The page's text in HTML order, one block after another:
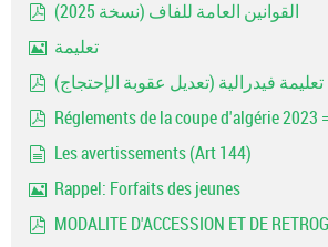
القوانين العامة للفاف (نسخة 2025)
تعليمة
تعليمة فيدرالية (تعديل عقوبة الإحتجاج)
Réglements de la coupe d'algérie 2023
Les avertissements (Art 144)
Rappel: Forfaits des jeunes
MODALITE D'ACCESSION ET DE